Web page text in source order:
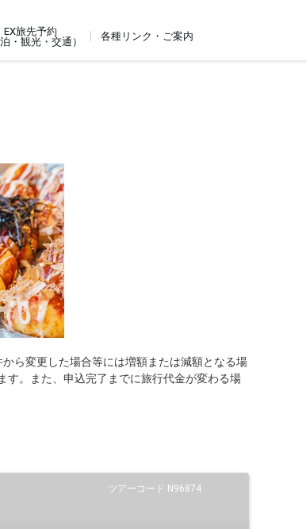
EX旅先予約
泊・観光・交通）
各種リンク・ご案内
ら変更した場合等には増額または減額となる場
す。また、申込完了までに旅行代金が変わる場
ツアーコード N96874